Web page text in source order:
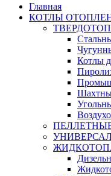
Главная
КОТЛЫ
Котлы